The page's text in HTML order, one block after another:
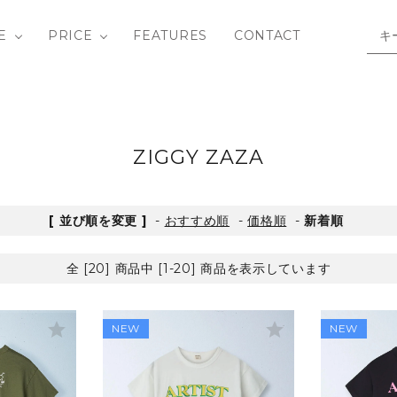
BAG / GOODS
fin & vince
MATONA
in the House Phil&Phae
SOUVENIRS / B
PRICE FEATURES CONTACT
ZIGGY ZAZA
[ 並び順を変更 ] - おすすめ順 -価格順 -新着順
全 [20] 商品中 [1-20] 商品を表示しています
star NEW star NEW